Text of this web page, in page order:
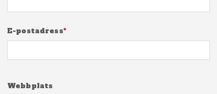
E-postadress*
Webbplats